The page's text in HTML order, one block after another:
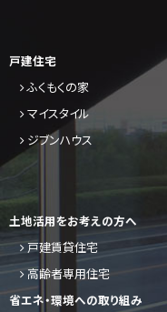
戸建住宅
ふくもくの家
マイスタイル
ジブンハウス
土地活用をお考えの方へ
戸建賃貸住宅
高齢者専用住宅
省エネ・環境への取り組み